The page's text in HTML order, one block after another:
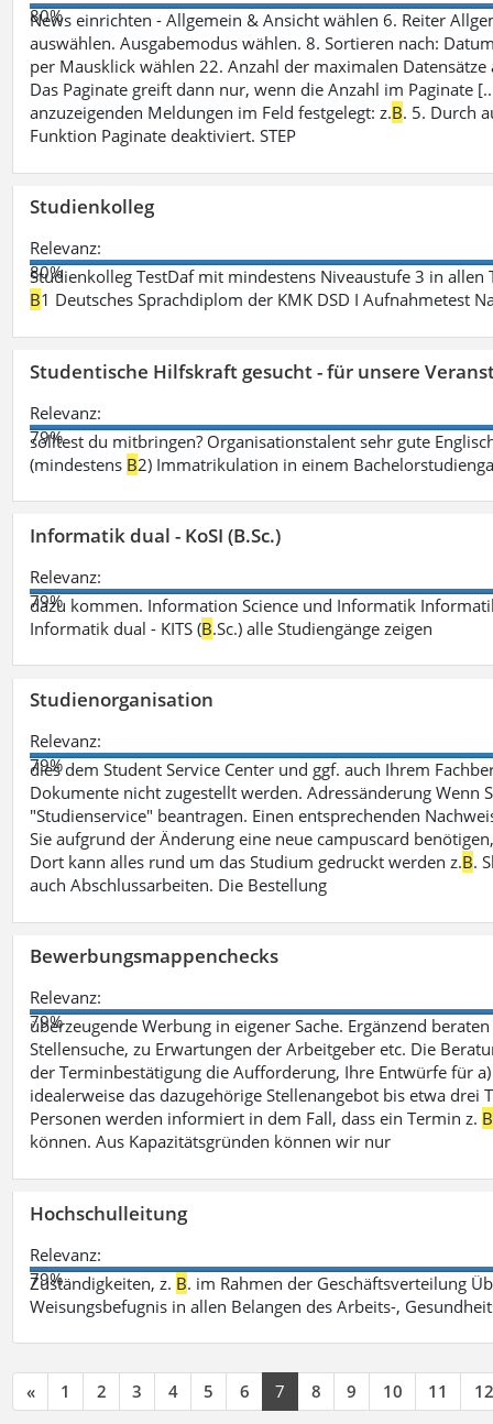
80%
News einrichten - Allgemein & Ansicht wählen 6. Reiter
auswählen. Ausgabemodus wählen. 8. Sortieren nach:
per Mausklick wählen 22. Anzahl der maximalen Datensätze
Das Paginate greift dann nur, wenn die Anzahl im Paginate
anzuzeigenden Meldungen im Feld festgelegt: z.B. 5. Durch
Funktion Paginate deaktiviert. STEP
Studienkolleg
Relevanz:
80%
Studienkolleg TestDaf mit mindestens Niveaustufe 3 in
B1 Deutsches Sprachdiplom der KMK DSD I Aufnahmetest
Studentische Hilfskraft gesucht - für unsere
Relevanz:
79%
solltest du mitbringen? Organisationstalent sehr gute
(mindestens B2) Immatrikulation in einem
Informatik dual - KoSI (B.Sc.)
Relevanz:
79%
dazu kommen. Information Science und Informatik
Informatik dual - KITS (B.Sc.) alle Studiengänge zeigen
Studienorganisation
Relevanz:
79%
dies dem Student Service Center und ggf. auch Ihrem
Dokumente nicht zugestellt werden. Adressänderung Wenn
"Studienservice" beantragen. Einen entsprechenden
Sie aufgrund der Änderung eine neue campuscard
Dort kann alles rund um das Studium gedruckt werden z.B.
auch Abschlussarbeiten. Die Bestellung
Bewerbungsmappenchecks
Relevanz:
79%
überzeugende Werbung in eigener Sache. Ergänzend
Stellensuche, zu Erwartungen der Arbeitgeber etc. Die
der Terminbestätigung die Aufforderung, Ihre Entwürfe für
idealerweise das dazugehörige Stellenangebot bis etwa
Personen werden informiert in dem Fall, dass ein Termin z. B
können. Aus Kapazitätsgründen können wir nur
Hochschulleitung
Relevanz:
79%
Zuständigkeiten, z. B. im Rahmen der Geschäftsverteilung
Weisungsbefugnis in allen Belangen des Arbeits-,
« 1 2 3 4 5 6 7 8 9 10 11 12